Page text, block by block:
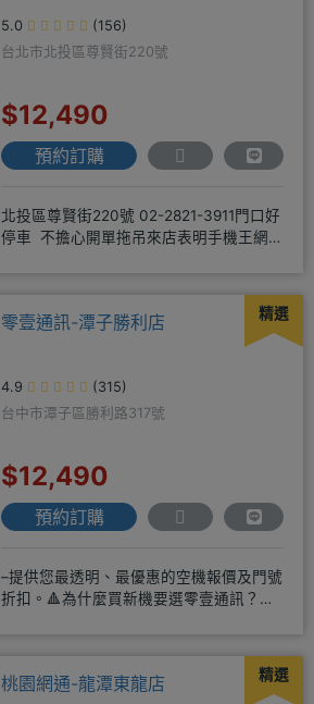
5.0
(156)
台北市北投區尊賢街220號
$12,490
預約訂購
北投區尊賢街220號 02-2821-3911門口好
停車 不擔心開單拖吊來店表明手機王網
精選
零壹通訊-潭子勝利店
4.9
(315)
台中市潭子區勝利路317號
$12,490
預約訂購
–提供您最透明、最優惠的空機報價及門號
折扣。🔺為什麼買新機要選零壹通訊？
精選
桃園網通-龍潭東龍店